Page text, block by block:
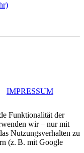
IMPRESSUM
Funktionalität der
wir – nur mit
Nutzungsverhalten zu
(z. B. mit Google